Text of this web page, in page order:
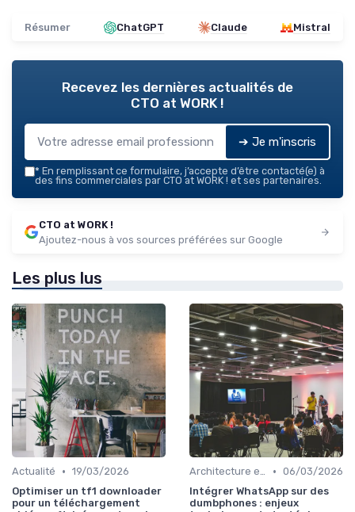
Résumer ChatGPT Claude Mistral
Recevez les dernières actualités de
CTO at WORK !
➔ Je m'inscris
* En remplissant ce formulaire, j’accepte d’être contacté(e) à
des fins commerciales par CTO at WORK ! et ses partenaires.
CTO at WORK !
Ajoutez-nous à vos sources préférées sur Google
Les plus lus
Actualité • 19/03/2026
Optimiser un tf1 downloader
pour un téléchargement
Architecture et infrastructure • 06/03/2026
Intégrer WhatsApp sur des
dumbphones : enjeux